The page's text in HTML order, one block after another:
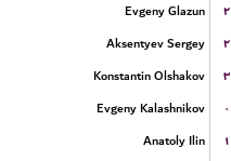
Evgeny Glazun
۲
Aksentyev Sergey
۲
Konstantin Olshakov
۳
Evgeny Kalashnikov
۰
Anatoly Ilin
۱